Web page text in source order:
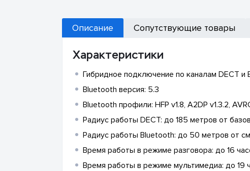
Описание Сопутствующие товары
Характеристики
Гибридное подключение по каналам DECT и
Bluetooth версия: 5.3
Bluetooth профили: HFP v1.8, A2DP v1.3.2,
Радиус работы DECT: до 185 метров от
Радиус работы Bluetooth: до 50 метров от
Время работы в режиме разговора: до 16
Время работы в режиме мультимедиа: до 19